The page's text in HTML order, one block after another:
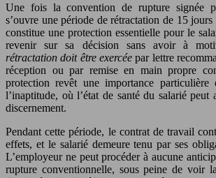
Une fois la convention de rupture signée
s’ouvre une période de rétractation de 15
constitue une protection essentielle pour le
revenir sur sa décision sans avoir à
rétractation doit être exercéepar lettre
réception ou par remise en main propre
protection revêt une importance particulière
l’inaptitude, où l’état de santé du salarié peut
discernement.
Pendant cette période, le contrat de travail
effets, et le salarié demeure tenu par ses
L’employeur ne peut procéder à aucune
rupture conventionnelle, sous peine de voir